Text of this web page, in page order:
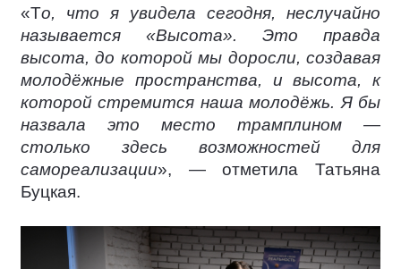
«То, что я увидела сегодня, неслучайно
называется «Высота». Это правда
высота, до которой мы доросли, создавая
молодёжные пространства, и высота, к
которой стремится наша молодёжь. Я бы
назвала это место трамплином —
столько здесь возможностей для
самореализации», — отметила Татьяна
Буцкая.